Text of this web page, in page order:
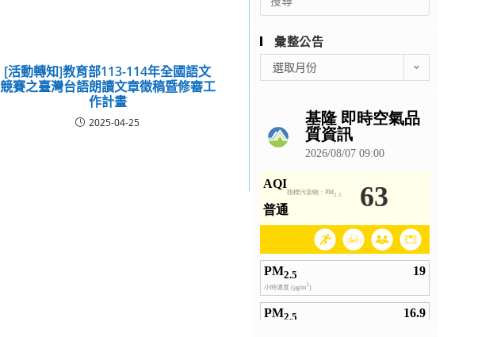
[活動轉知]教育部113-114年全國語文
競賽之臺灣台語朗讀文章徵稿暨修審工
作計畫
2025-04-25
for:
彙整公告
整
選取月份